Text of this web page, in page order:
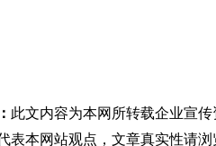
此文内容为本网所转载企业宣
表本网站观点，文章真实性请